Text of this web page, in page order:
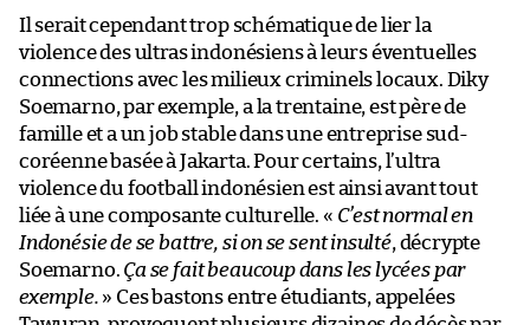
Il serait cependant trop schématique de lier la
violence des ultras indonésiens à leurs éventuelles
connections avec les milieux criminels locaux. Diky
Soemarno, par exemple, a la trentaine, est père de
famille et a un job stable dans une entreprise sud-
coréenne basée à Jakarta. Pour certains, l’ultra
violence du football indonésien est ainsi avant tout
liée à une composante culturelle. « C’est normal en
Indonésie de se battre, si on se sent insulté, décrypte
Soemarno. Ça se fait beaucoup dans les lycées par
exemple. » Ces bastons entre étudiants, appelées